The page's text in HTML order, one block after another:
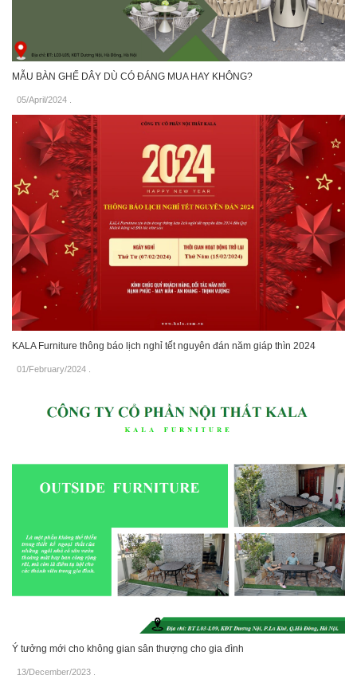
MẪU BÀN GHẾ DÂY DÙ CÓ ĐÁNG MUA HAY KHÔNG?
05/April/2024
KALA Furniture thông báo lịch nghỉ tết nguyên đán năm giáp thìn 2024
01/February/2024 .
Ý tưởng mới cho không gian sân thượng cho gia đình
13/December/2023